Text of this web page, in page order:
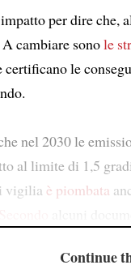
per dire
cambiare sonole
le
nel 2030 le
al limite di 1,5
vigilia è piombata
Continue